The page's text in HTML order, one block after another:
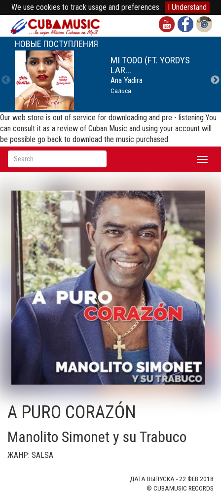
We use cookies to track usage and preferences. I Understand
НОВЫЕ ПОСТУПЛЕНИЯ
MI TODO (FT. YORDYS
LAR...
Ana Yadira
Сальса
Our web store is out of service for downloading and pre - listening.You
can consult it as a review of Cuban Music and using your account will
be possible go back to download the music purchased.
A PURO CORAZÓN
Manolito Simonet y su Trabuco
ЖАНР: SALSA
ДАТА ВЫПУСКА - 22 ФЕВ 2018
© CUBAMUSIC RECORDS